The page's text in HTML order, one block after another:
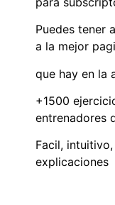
Puedes tener
a la mejor
que hay en la
+1500
entrenadores
Facil,
explicaciones